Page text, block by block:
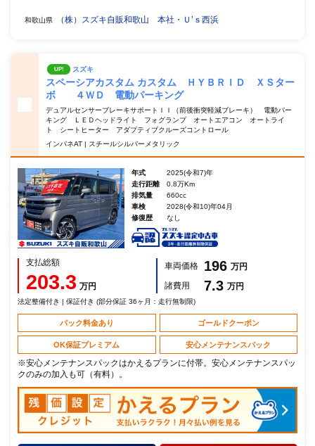
和歌山県 （株）スズキ自販和歌山 本社・Ｕ’ｓ西浜
UP! スズキ
スペーシアカスタム カスタム ＨＹＢＲＩＤ ＸＳター
ボ ４ＷＤ 電動パーキング
デュアルセンサーブレーキサポートＩＩ（前後衝突軽減ブレーキ） 電動パー
キング ＬＥＤヘッドライト フォグランプ オートエアコン オートライ
ト シートヒーター アダプティブクルーズコントロール
インパネAT | スチールシルバーメタリック
年式
2025(令和7)年
走行距離
0.8万Km
排気量
660cc
車検
2028(令和10)年04月
修復歴
なし
支払総額
203.3 万円
車両価格 196 万円
諸費用
7.3 万円
法定整備付き | 保証付き (部分保証 36ヶ月：走行無制限)
パック料金あり ゴールドクーポン
OK保証プレミアム 安心メンテナンスパック
※安心メンテナンスパックはかえるプランに付帯。安心メンテナンスパッ
クのみの加入も可（有料）。